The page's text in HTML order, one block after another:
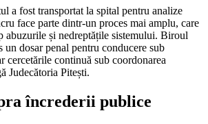
a fost transportat la spital pentru analize
face parte dintr-un proces mai amplu, care
abuzurile și nedreptățile sistemului. Biroul
un dosar penal pentru conducere sub
cercetările continuă sub coordonarea
Judecătoria Pitești.
încrederii publice